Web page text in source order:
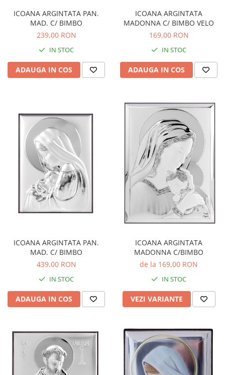
ICOANA ARGINTATA PAN.
MAD. C/ BIMBO
239,00 RON
IN STOC
ADAUGA IN COS
ICOANA ARGINTATA
MADONNA C/ BIMBO VELO
169,00 RON
IN STOC
ADAUGA IN COS
ICOANA ARGINTATA PAN.
MAD. C/ BIMBO
439,00 RON
IN STOC
ADAUGA IN COS
ICOANA ARGINTATA
MADONNA C/BIMBO
de la 169,00 RON
IN STOC
VEZI VARIANTE